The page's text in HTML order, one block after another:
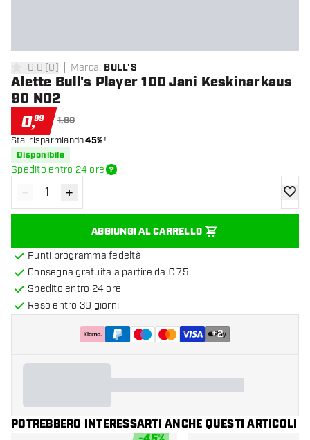
0 stelle di valutazione
0.0 [0] Marca: BULL'S
Alette Bull's Player 100 Jani Keskinarkaus
90 NO2
0,99 1,80
Stai risparmiando45%!
Disponibile
Spedito entro 24 ore
Diminuisci quantità
- Aumenta quantità
+
AGGIUNGI AL CARRELLO
Punti programma fedeltà
Consegna gratuita a partire da € 75
Spedito entro 24 ore
Reso entro 30 giorni
+2
POTREBBERO INTERESSARTI ANCHE QUESTI ARTICOLI